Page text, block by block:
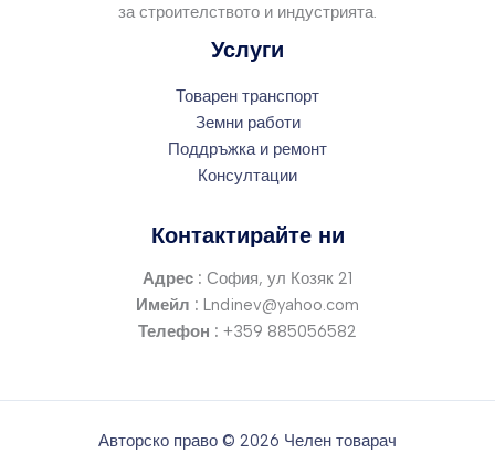
за строителството и индустрията.
Услуги
Товарен транспорт
Земни работи
Поддръжка и ремонт
Консултации
Контактирайте ни
Адрес : София, ул Козяк 21
Имейл : Lndinev@yahoo.com
Телефон : +359 885056582
Авторско право © 2026 Челен товарач